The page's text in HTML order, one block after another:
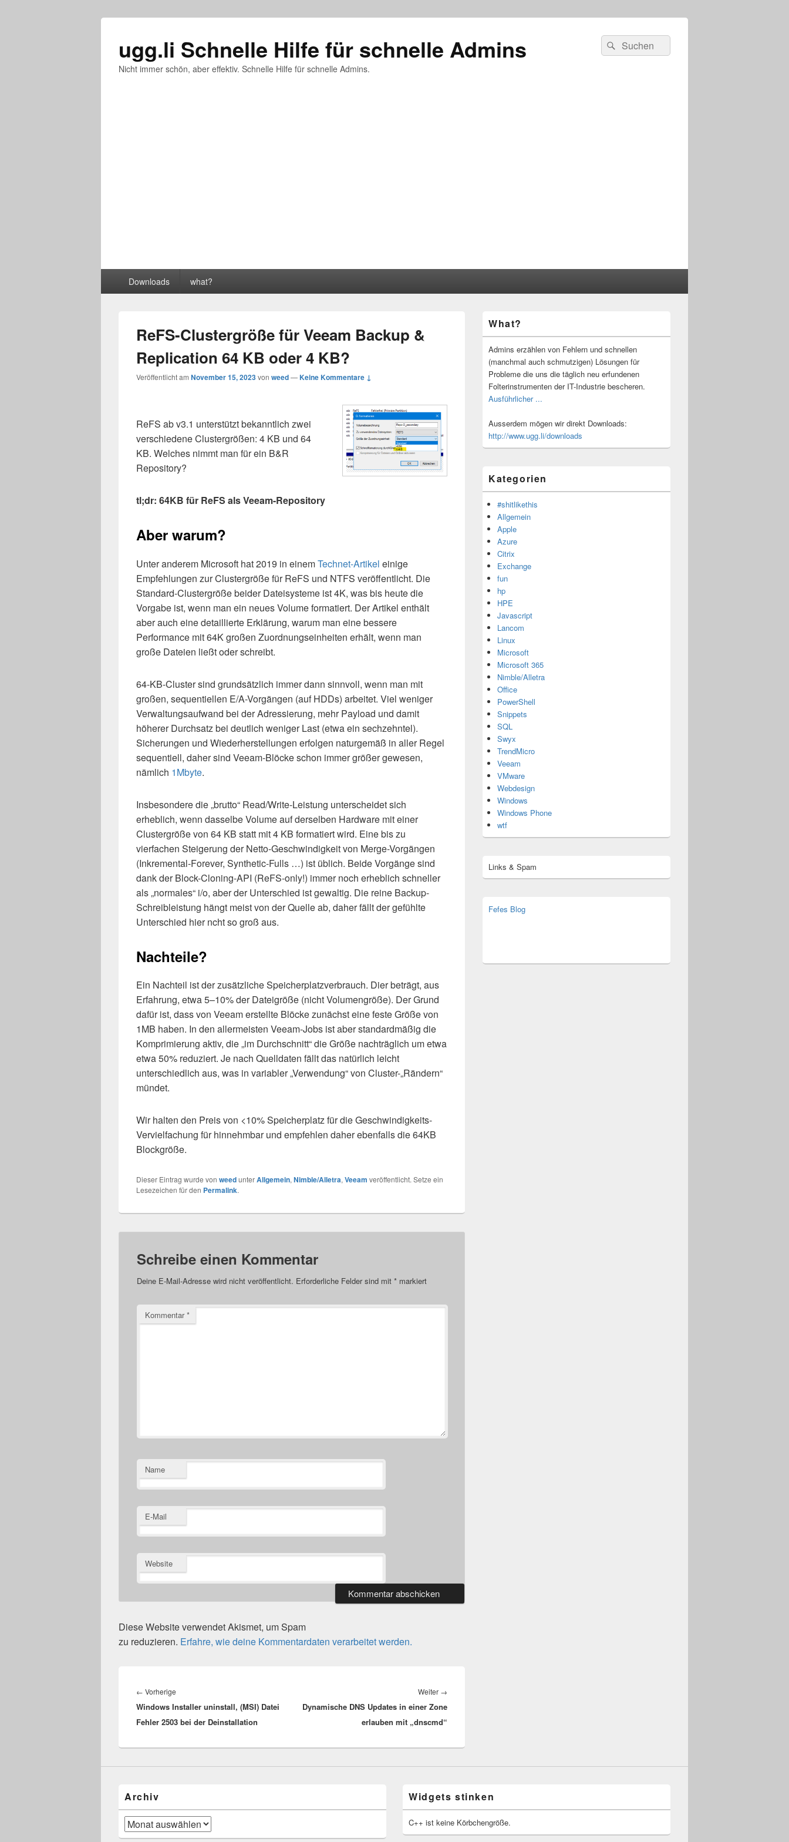
ugg.li Schnelle Hilfe für schnelle Admins
Nicht immer schön, aber effektiv. Schnelle Hilfe für schnelle Admins.
Suchen
nach:
Suchen
Downloads what?
ReFS-Clustergröße für Veeam Backup &
Replication 64 KB oder 4 KB?
Veröffentlicht am November 15, 2023von weed—Keine Kommentare ↓
ReFS ab v3.1 unterstützt bekanntlich zwei
verschiedene Clustergrößen: 4 KB und 64
KB. Welches nimmt man für ein B&R
Repository?
tl;dr: 64KB für ReFS als Veeam-Repository
Aber warum?
Unter anderem Microsoft hat 2019 in einemTechnet-Artikel einige
Empfehlungen zur Clustergröße für ReFS und NTFS veröffentlicht. Die
Standard-Clustergröße beider Dateisysteme ist 4K, was bis heute die
Vorgabe ist, wenn man ein neues Volume formatiert. Der Artikel enthält
aber auch eine detaillierte Erklärung, warum man eine bessere
Performance mit 64K großen Zuordnungseinheiten erhält, wenn man
große Dateien ließt oder schreibt.
64-KB-Cluster sind grundsätzlich immer dann sinnvoll, wenn man mit
großen, sequentiellen E/A-Vorgängen (auf HDDs) arbeitet. Viel weniger
Verwaltungsaufwand bei der Adressierung, mehr Payload und damit
höherer Durchsatz bei deutlich weniger Last (etwa ein sechzehntel).
Sicherungen und Wiederherstellungen erfolgen naturgemäß in aller Regel
sequentiell, daher sind Veeam-Blöcke schon immer größer gewesen,
nämlich 1Mbyte.
Insbesondere die „brutto“ Read/Write-Leistung unterscheidet sich
erheblich, wenn dasselbe Volume auf derselben Hardware mit einer
Clustergröße von 64 KB statt mit 4 KB formatiert wird. Eine bis zu
vierfachen Steigerung der Netto-Geschwindigkeit von Merge-Vorgängen
(Inkremental-Forever, Synthetic-Fulls …) ist üblich. Beide Vorgänge sind
dank der Block-Cloning-API (ReFS-only!) immer noch erheblich schneller
als „normales“ i/o, aber der Unterschied ist gewaltig. Die reine Backup-
Schreibleistung hängt meist von der Quelle ab, daher fällt der gefühlte
Unterschied hier ncht so groß aus.
Nachteile?
Ein Nachteil ist der zusätzliche Speicherplatzverbrauch. Dier beträgt, aus
Erfahrung, etwa 5–10% der Dateigröße (nicht Volumengröße). Der Grund
dafür ist, dass von Veeam erstellte Blöcke zunächst eine feste Größe von
1MB haben. In den allermeisten Veeam-Jobs ist aber standardmäßig die
Komprimierung aktiv, die „im Durchschnitt“ die Größe nachträglich um etwa
etwa 50% reduziert. Je nach Quelldaten fällt das natürlich leicht
unterschiedlich aus, was in variabler „Verwendung“ von Cluster-„Rändern“
mündet.
Wir halten den Preis von <10% Speicherplatz für die Geschwindigkeits-
Vervielfachung für hinnehmbar und empfehlen daher ebenfalls die 64KB
Blockgröße.
Dieser Eintrag wurde von weedunterAllgemein, Nimble/Alletra, Veeam veröffentlicht. Setze ein
Lesezeichen für den Permalink.
Schreibe einen Kommentar
Deine E-Mail-Adresse wird nicht veröffentlicht. Erforderliche Felder sind mit * markiert
Kommentar*
Name
E-Mail
Website
Diese Website verwendet Akismet, um Spam
zu reduzieren. Erfahre, wie deine Kommentardaten verarbeitet werden.
← Vorherige
Beitrag:
Windows Installer uninstall, (MSI) Datei
Fehler 2503 bei der Deinstallation
Weiter →
Beitrag:
Dynamische DNS Updates in einer Zone
erlauben mit „dnscmd“
Seitenleisten-
Widgetbereich
What?
Admins erzählen von Fehlern und schnellen
(manchmal auch schmutzigen) Lösungen für
Probleme die uns die täglich neu erfundenen
Folterinstrumenten der IT-Industrie bescheren.
Ausführlicher ...
Ausserdem mögen wir direkt Downloads:
http://www.ugg.li/downloads
Kategorien
#shitlikethis
Allgemein
Apple
Azure
Citrix
Exchange
fun
hp
HPE
Javascript
Lancom
Linux
Microsoft
Microsoft 365
Nimble/Alletra
Office
PowerShell
Snippets
SQL
Swyx
TrendMicro
Veeam
VMware
Webdesign
Windows
Windows Phone
wtf
Links & Spam
Fefes Blog
Archiv
Archiv
Widgets stinken
C++ ist keine Körbchengröße.